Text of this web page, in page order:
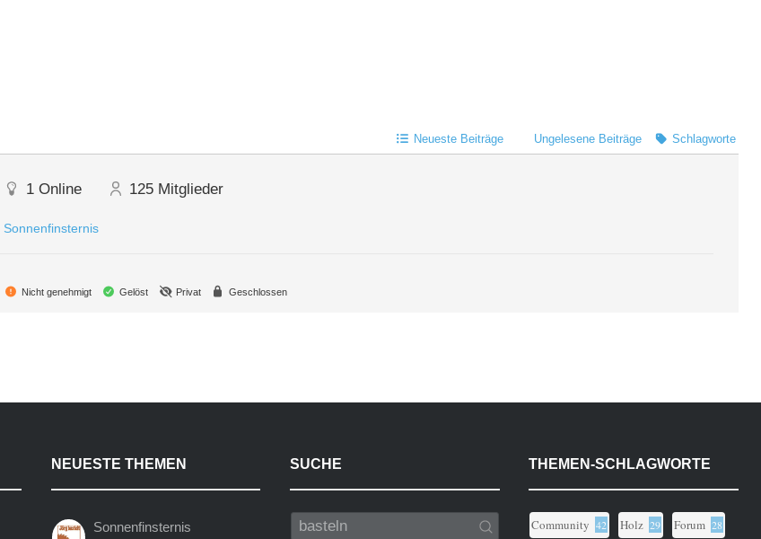
Neueste Beiträge Ungelesene Beiträge Schlagworte
1 Online 125 Mitglieder
Sonnenfinsternis
Nicht genehmigt Gelöst Privat Geschlossen
NEUESTE THEMEN
Sonnenfinsternis
SUCHE THEMEN-SCHLAGWORTE
Community 42 Holz 29 Forum 28